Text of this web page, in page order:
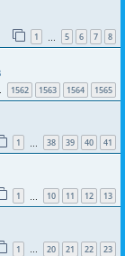
1 5 6 7 8
1562 1563 1564 1565
1 38 39 40 41
1 10 11 12 13
1 … 20 21 22 23